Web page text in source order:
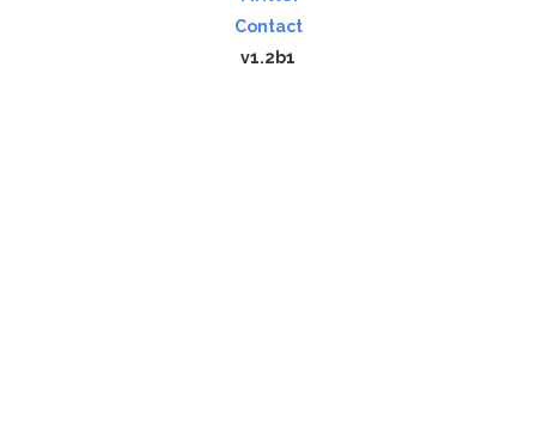
Contact
v1.2b1